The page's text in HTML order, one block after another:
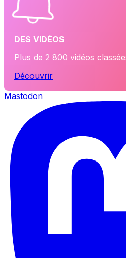
DES VIDÉOS
Plus de 2 800 vidéos
Découvrir
Mastodon